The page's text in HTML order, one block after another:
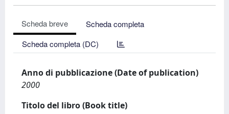
Scheda breve
Scheda completa
Scheda completa (DC)
Anno di pubblicazione (Date of publication)
2000
Titolo del libro (Book title)